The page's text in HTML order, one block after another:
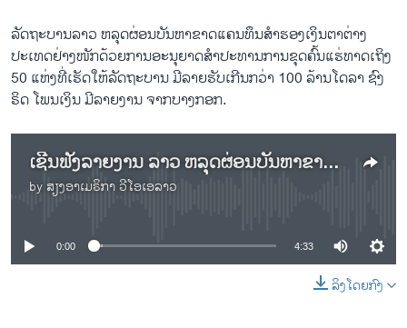
ລາຍການກະຈາຍສຽງ
ລາຍງານ
ຕິດຕາມພວກເຮົາ ທີ່
ພາສາຕ່າງໆ
ລັດຖະບານລາວ ຫລຸດຜ່ອນບັນຫາຂາດແຄນທຶນສຳຮອງເງິນຕາຕ່າງ
ປະເທດຢ່າງໜັກດ້ວຍການອະນຸຍາດສຳປະທານການຂຸດຄົ້ນແຮ່ທາດເຖິງ
50 ແຫ່ງທີ່ເຮັດໃຫ້ລັດຖະບານ ມີລາຍຮັບເກີນກວ່າ 100 ລ້ານໂດລາ ຊົງ
ຣິດ ໂພນເງິນ ມີລາຍງານ ຈາກບາງກອກ.
ເຊີນຟັງລາຍງານ ລາວ ຫລຸດຜ່ອນບັນຫາຂາດແຄນທຶນສຳຮອງເງິນຕາຕ່າງປະເທດ ດ້ວຍການອະນຸຍາດສຳປະທານ ການຂຸດຄົ້ນແຮ່ທາດ
by ສຽງອາເມຣິກາ ວີໂອເອລາວ
No media source currently available
0:00 4:33
ລິງໂດຍກົງ